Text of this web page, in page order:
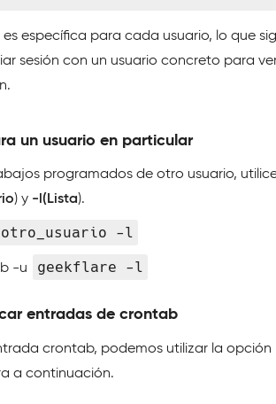
específica para cada usuario, lo que
sesión con un usuario concreto para
un usuario en particular
programados de otro usuario,
) y -l (Lista).
-l
-u geekflare -l
entradas de crontab
crontab, podemos utilizar la opción
a continuación.